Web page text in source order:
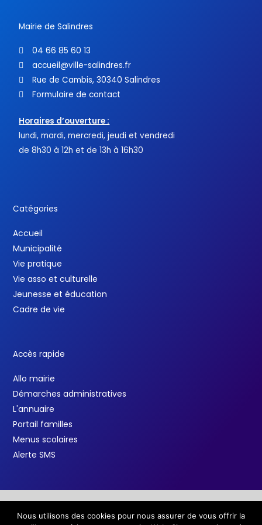
Mairie de Salindres
04 66 85 60 13
accueil@ville-salindres.fr
Rue de Cambis, 30340 Salindres
Formulaire de contact
Horaires d’ouverture :
lundi, mardi, mercredi, jeudi et vendredi
de 8h30 à 12h et de 13h à 16h30
Catégories
Accueil
Municipalité
Vie pratique
Vie asso et culturelle
Jeunesse et éducation
Cadre de vie
Accès rapide
Allo mairie
Démarches administratives
L'annuaire
Portail familles
Menus scolaires
Alerte SMS
Copyright © 2026 Ville de Salindres /Mentions légales
Nous utilisons des cookies pour nous assurer de vous offrir la